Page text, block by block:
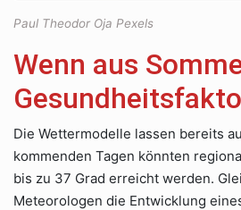
Paul Theodor Oja Pexels
Wenn aus
Die Wettermodelle lassen bereits
kommenden Tagen könnten
bis zu 37 Grad erreicht werden.
Meteorologen die Entwicklung